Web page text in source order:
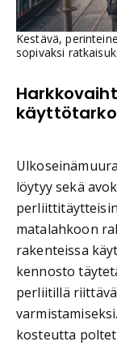
Kestävä,
sopivaksi
löytyy sekä
matalahkoon
rakenteissa
kennosto
perliitillä
kosteutta